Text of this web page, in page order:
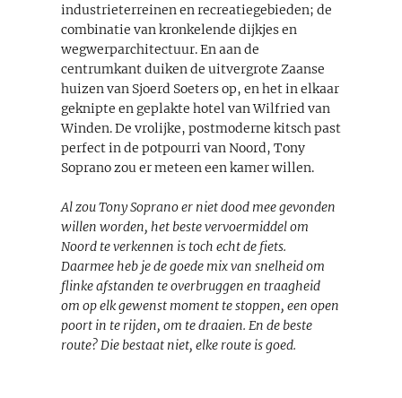
industrieterreinen en recreatiegebieden; de
combinatie van kronkelende dijkjes en
wegwerparchitectuur. En aan de
centrumkant duiken de uitvergrote Zaanse
huizen van Sjoerd Soeters op, en het in elkaar
geknipte en geplakte hotel van Wilfried van
Winden. De vrolijke, postmoderne kitsch past
perfect in de potpourri van Noord, Tony
Soprano zou er meteen een kamer willen.
Al zou Tony Soprano er niet dood mee gevonden
willen worden, het beste vervoermiddel om
Noord te verkennen is toch echt de fiets.
Daarmee heb je de goede mix van snelheid om
flinke afstanden te overbruggen en traagheid
om op elk gewenst moment te stoppen, een open
poort in te rijden, om te draaien. En de beste
route? Die bestaat niet, elke route is goed.